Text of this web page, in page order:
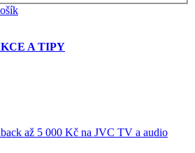
A TIPY
až 5 000 Kč na JVC TV a audio